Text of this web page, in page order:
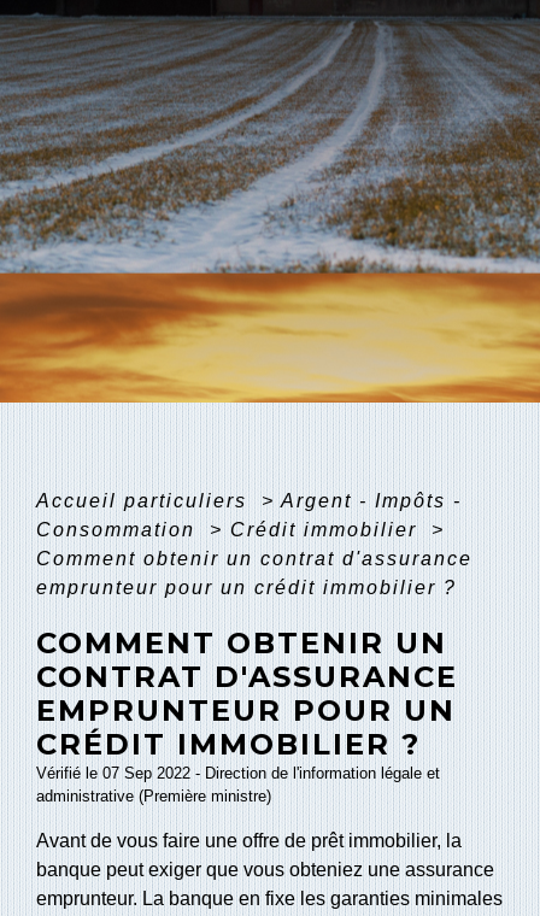
Accueil particuliers > Argent - Impôts -
Consommation
> Crédit immobilier
>
Comment obtenir un contrat d'assurance
emprunteur pour un crédit immobilier ?
COMMENT OBTENIR UN
CONTRAT D'ASSURANCE
EMPRUNTEUR POUR UN
CRÉDIT IMMOBILIER ?
Vérifié le 07 Sep 2022 - Direction de l'information légale et
administrative (Première ministre)
Avant de vous faire une offre de prêt immobilier, la
banque peut exiger que vous obteniez une assurance
emprunteur. La banque en fixe les garanties minimales